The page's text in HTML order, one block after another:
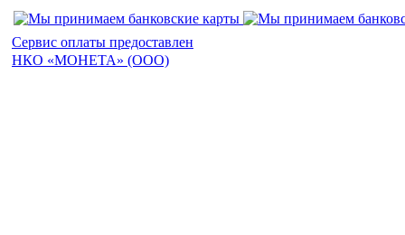
Сервис оплаты предоставлен
НКО «МОНЕТА» (ООО)